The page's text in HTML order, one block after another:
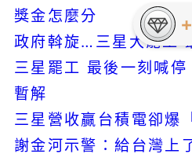
獎金怎麼分
政府斡旋…三星大罷工
三星罷工 最後一刻喊
暫解
三星營收贏台積電卻爆
謝金河示警：給台灣上